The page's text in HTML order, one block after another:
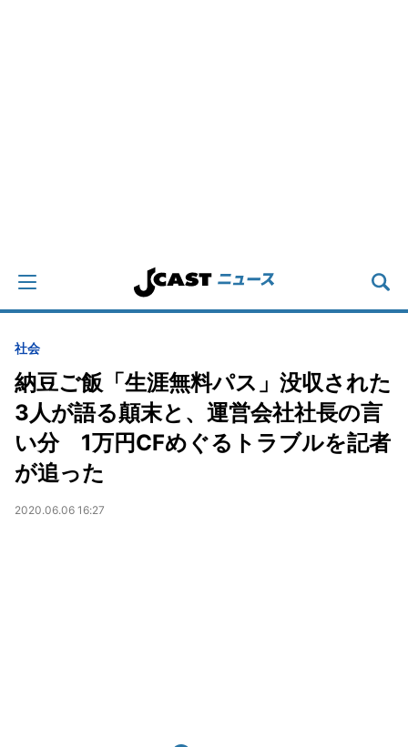
社会
納豆ご飯「生涯無料パス」没収された
3人が語る顛末と、運営会社社長の言
い分 1万円CFめぐるトラブルを記者
が追った
2020.06.06 16:27